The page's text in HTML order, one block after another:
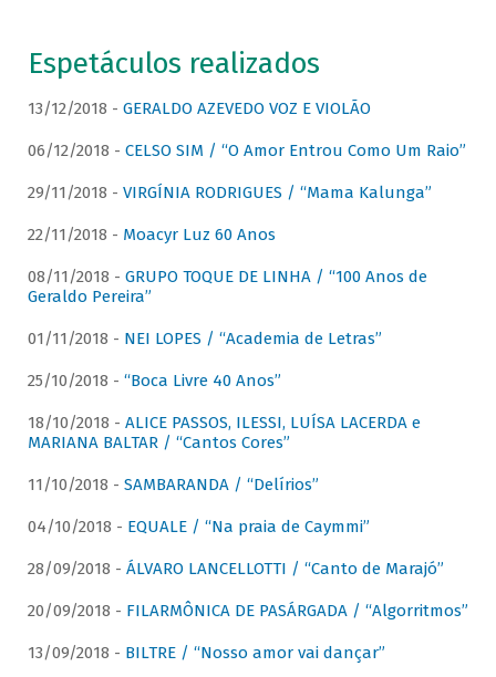
Espetáculos realizados
13/12/2018 - GERALDO AZEVEDO VOZ E VIOLÃO
06/12/2018 - CELSO SIM / “O Amor Entrou Como Um Raio”
29/11/2018 - VIRGÍNIA RODRIGUES / “Mama Kalunga”
22/11/2018 - Moacyr Luz 60 Anos
08/11/2018 - GRUPO TOQUE DE LINHA / “100 Anos de
Geraldo Pereira”
01/11/2018 - NEI LOPES / “Academia de Letras”
25/10/2018 - “Boca Livre 40 Anos”
18/10/2018 - ALICE PASSOS, ILESSI, LUÍSA LACERDA e
MARIANA BALTAR / “Cantos Cores”
11/10/2018 - SAMBARANDA / “Delírios”
04/10/2018 - EQUALE / “Na praia de Caymmi”
28/09/2018 - ÁLVARO LANCELLOTTI / “Canto de Marajó”
20/09/2018 - FILARMÔNICA DE PASÁRGADA / “Algorritmos”
13/09/2018 - BILTRE / “Nosso amor vai dançar”